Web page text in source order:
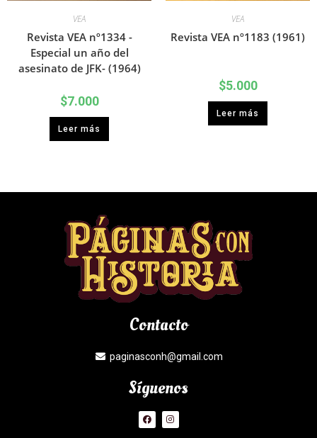
VEA
Revista VEA nº1334 -
Especial un año del
asesinato de JFK- (1964)
$7.000
Leer más
VEA
Revista VEA nº1183 (1961)
$5.000
Leer más
Contacto
paginasconh@gmail.com
Síguenos